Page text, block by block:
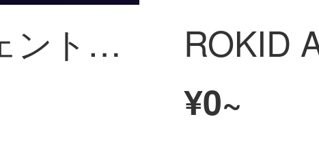
雷鸟インテリジェントメガネ【同价618】 Air ARメガネHD140英寸3Dゲーム观影 スマホコンピューター投屏非VRメガネマシン 雷鸟Airメガネ+投屏器+HDMI转换器（全能適応）
¥0~